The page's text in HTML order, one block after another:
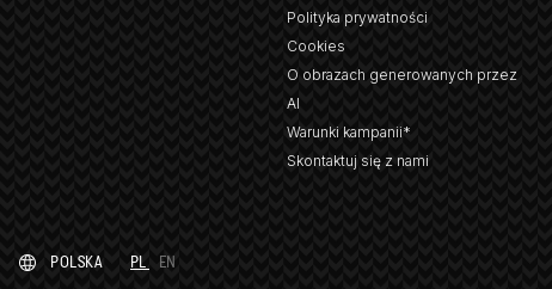
Polityka prywatności
Cookies
O obrazach generowanych przez
AI
Warunki kampanii*
Skontaktuj się z nami
POLSKA PL EN